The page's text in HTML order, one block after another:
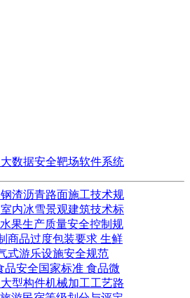
大数据安全靶场软件系统
钢渣沥青路面施工技术规
室内冰雪景观建筑技术标
水果生产质量安全控制规
商品过度包装要求 生鲜
式游乐设施安全规范
品安全国家标准 食品微
大型构件机械加工工艺路